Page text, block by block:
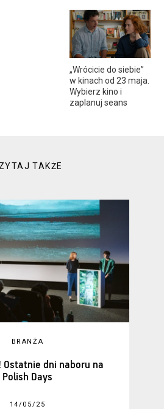
„Wrócicie do siebie”
w kinach od 23 maja.
Wybierz kino i
zaplanuj seans
TAKŻE
BRANŻA
Ostatnie dni naboru na
Polish Days
14/05/25